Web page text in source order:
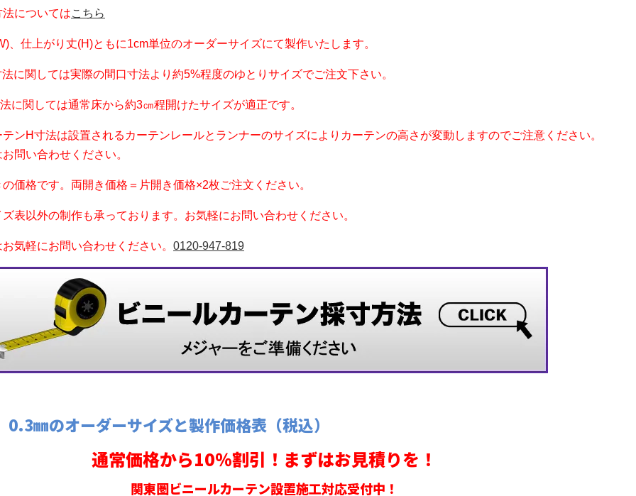
についてはこちら
、仕上がり丈(H)ともに1cm単位のオーダーサイズにて製作いたします。
に関しては実際の間口寸法より約5%程度のゆとりサイズでご注文下さい。
に関しては通常床から約3㎝程開けたサイズが適正です。
ンH寸法は設置されるカーテンレールとランナーのサイズによりカーテンの高さが変動しますのでご注意ください。
問い合わせください。
価格です。両開き価格＝片開き価格×2枚ご注文ください。
表以外の制作も承っております。お気軽にお問い合わせください。
気軽にお問い合わせください。 0120-947-819
㎜のオーダーサイズと製作価格表（税込）
通常価格から10％割引！まずはお見積りを！
関東圏ビニールカーテン設置施工対応受付中！